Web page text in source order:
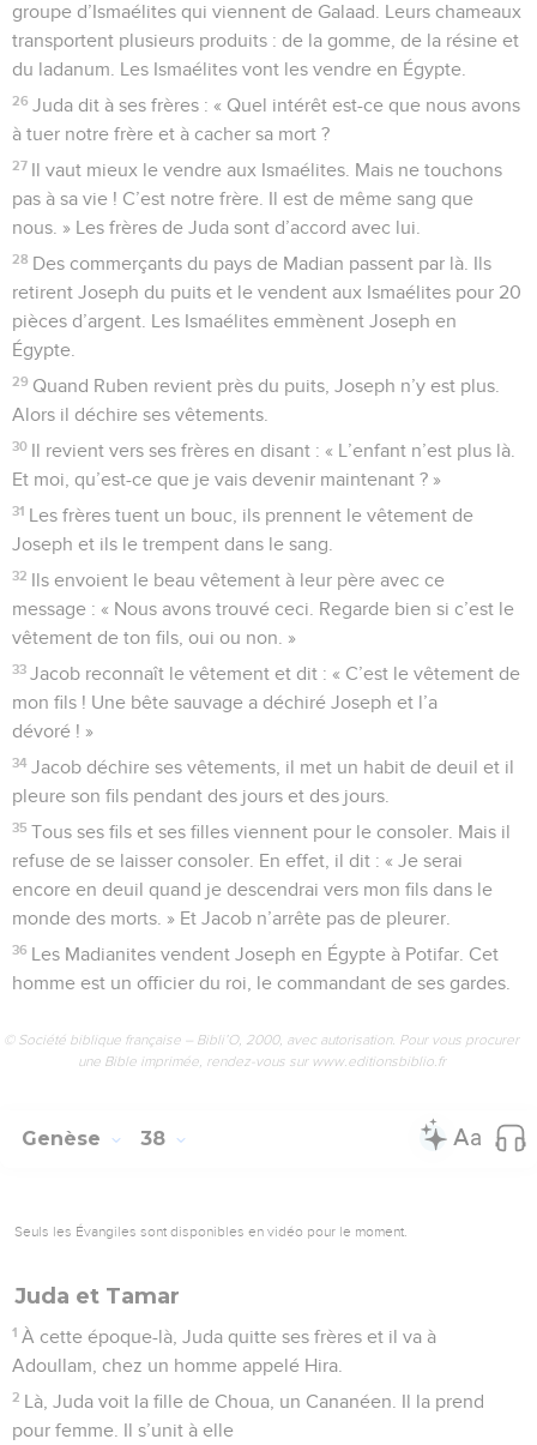
groupe d’Ismaélites qui viennent de Galaad. Leurs chameaux
transportent plusieurs produits : de la gomme, de la résine et
du ladanum. Les Ismaélites vont les vendre en Égypte.
26 Juda dit à ses frères : « Quel intérêt est-ce que nous avons
à tuer notre frère et à cacher sa mort ?
27 Il vaut mieux le vendre aux Ismaélites. Mais ne touchons
pas à sa vie ! C’est notre frère. Il est de même sang que
nous. » Les frères de Juda sont d’accord avec lui.
28 Des commerçants du pays de Madian passent par là. Ils
retirent Joseph du puits et le vendent aux Ismaélites pour 20
pièces d’argent. Les Ismaélites emmènent Joseph en
Égypte.
29 Quand Ruben revient près du puits, Joseph n’y est plus.
Alors il déchire ses vêtements.
30 Il revient vers ses frères en disant : « L’enfant n’est plus là.
Et moi, qu’est-ce que je vais devenir maintenant ? »
31 Les frères tuent un bouc, ils prennent le vêtement de
Joseph et ils le trempent dans le sang.
32 Ils envoient le beau vêtement à leur père avec ce
message : « Nous avons trouvé ceci. Regarde bien si c’est le
vêtement de ton fils, oui ou non. »
33 Jacob reconnaît le vêtement et dit : « C’est le vêtement de
mon fils ! Une bête sauvage a déchiré Joseph et l’a
dévoré ! »
34 Jacob déchire ses vêtements, il met un habit de deuil et il
pleure son fils pendant des jours et des jours.
35 Tous ses fils et ses filles viennent pour le consoler. Mais il
refuse de se laisser consoler. En effet, il dit : « Je serai
encore en deuil quand je descendrai vers mon fils dans le
monde des morts. » Et Jacob n’arrête pas de pleurer.
36 Les Madianites vendent Joseph en Égypte à Potifar. Cet
homme est un officier du roi, le commandant de ses gardes.
© Société biblique française – Bibli’O, 2000, avec autorisation. Pour vous procurer
une Bible imprimée, rendez-vous sur www.editionsbiblio.fr
Genèse 38
Seuls les Évangiles sont disponibles en vidéo pour le moment.
Juda et Tamar
1 À cette époque-là, Juda quitte ses frères et il va à
Adoullam, chez un homme appelé Hira.
2 Là, Juda voit la fille de Choua, un Cananéen. Il la prend
pour femme. Il s’unit à elle